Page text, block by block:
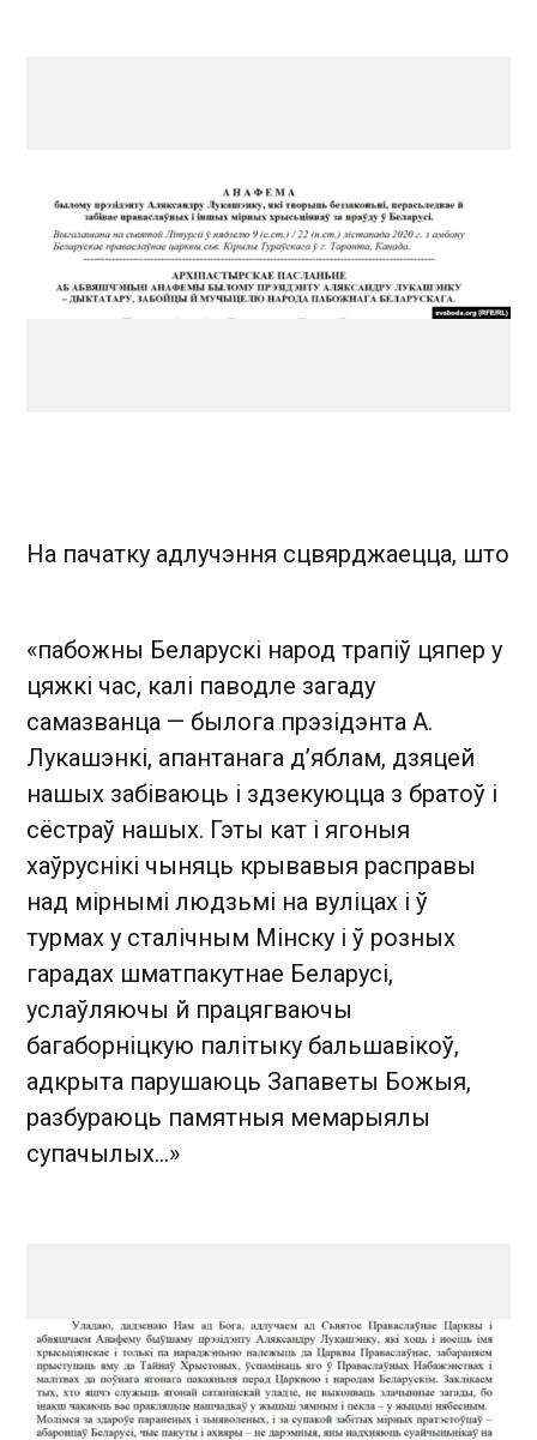
На пачатку адлучэння сцвярджаецца, што
«пабожны Беларускі народ трапіў цяпер у
цяжкі час, калі паводле загаду
самазванца — былога прэзідэнта А.
Лукашэнкі, апантанага д’яблам, дзяцей
нашых забіваюць і здзекуюцца з братоў і
сёстраў нашых. Гэты кат і ягоныя
хаўруснікі чыняць крывавыя расправы
над мірнымі людзьмі на вуліцах і ў
турмах у сталічным Мінску і ў розных
гарадах шматпакутнае Беларусі,
услаўляючы й працягваючы
багаборніцкую палітыку бальшавікоў,
адкрыта парушаюць Запаветы Божыя,
разбураюць памятныя мемарыялы
супачылых...»